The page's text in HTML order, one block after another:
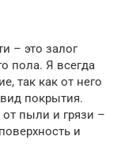
– это залог
пола. Я всегда
так как от него
покрытия.
от пыли и грязи –
и